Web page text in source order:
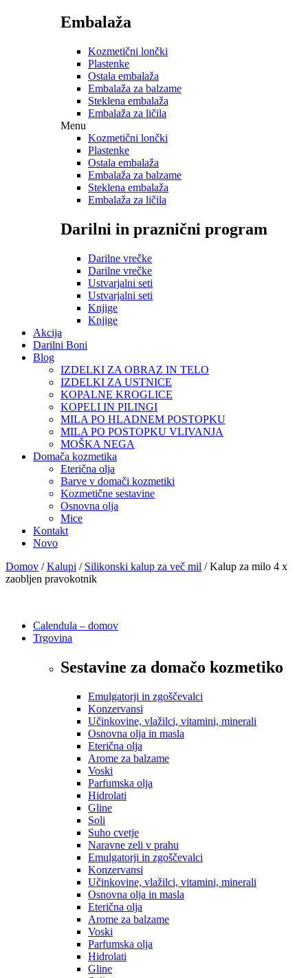
Embalaža
Kozmetični lončki
Plastenke
Ostala embalaža
Embalaža za balzame
Steklena embalaža
Embalaža za ličila
Menu
Kozmetični lončki
Plastenke
Ostala embalaža
Embalaža za balzame
Steklena embalaža
Embalaža za ličila
Darilni in praznični program
Darilne vrečke
Darilne vrečke
Ustvarjalni seti
Ustvarjalni seti
Knjige
Knjige
Akcija
Darilni Boni
Blog
IZDELKI ZA OBRAZ IN TELO
IZDELKI ZA USTNICE
KOPALNE KROGLICE
KOPELI IN PILINGI
MILA PO HLADNEM POSTOPKU
MILA PO POSTOPKU VLIVANJA
MOŠKA NEGA
Domača kozmetika
Eterična olja
Barve v domači kozmetiki
Kozmetične sestavine
Osnovna olja
Mice
Kontakt
Novo
Domov /Kalupi / Silikonski kalup za več mil / Kalup za milo 4 x
zaobljen pravokotnik
Calendula – domov
Trgovina
Sestavine za domačo kozmetiko
Emulgatorji in zgoščevalci
Konzervansi
Učinkovine, vlažilci, vitamini, minerali
Osnovna olja in masla
Eterična olja
Arome za balzame
Voski
Parfumska olja
Hidrolati
Gline
Soli
Suho cvetje
Naravne zeli v prahu
Emulgatorji in zgoščevalci
Konzervansi
Učinkovine, vlažilci, vitamini, minerali
Osnovna olja in masla
Eterična olja
Arome za balzame
Voski
Parfumska olja
Hidrolati
Gline